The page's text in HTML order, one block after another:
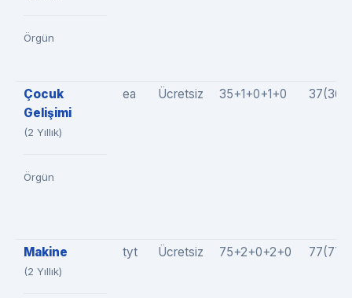
Örgün
Çocuk
Gelişimi
(2 Yıllık)
Örgün
ea Ücretsiz 35+1+0+1+0
Makine
(2 Yıllık)
tyt Ücretsiz 75+2+0+2+0